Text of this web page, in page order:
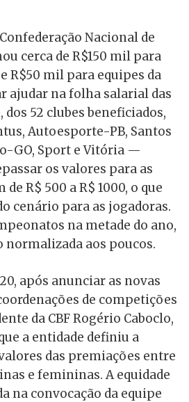
Nacional de
cerca de R$150 mil para
R$50 mil para equipes da
ajudar na folha salarial das
dos 52 clubes beneficiados,
Autoesporte-PB, Santos
GO, Sport e Vitória —
os valores para as
R$ 500 a R$ 1000, o que
cenário para as jogadoras.
na metade do ano,
normalizada aos poucos.
após anunciar as novas
de competições
da CBF Rogério Caboclo,
a entidade definiu a
das premiações entre
e femininas. A equidade
na convocação da equipe